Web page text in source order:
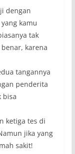
dengan
kamu
tak
karena
tangannya
penderita
bisa
ketiga tes di
jika yang
sakit!